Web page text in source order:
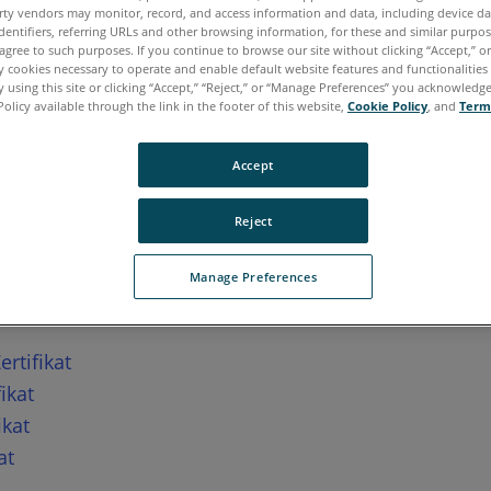
Standorte:
NACH ISO/
Standorte:
vendors may monitor, record, and access information and data, including device
referring URLs and other browsing information, for these and similar
to such purposes. If you continue to browse our site without clicking “Accept,”
cookies necessary to operate and enable default website features and
using this site or clicking “Accept,” “Reject,” or “Manage Preferences” you
available through the link in the footer of this website, Cookie Policy , and
Manage Preferences
Reject
Accept